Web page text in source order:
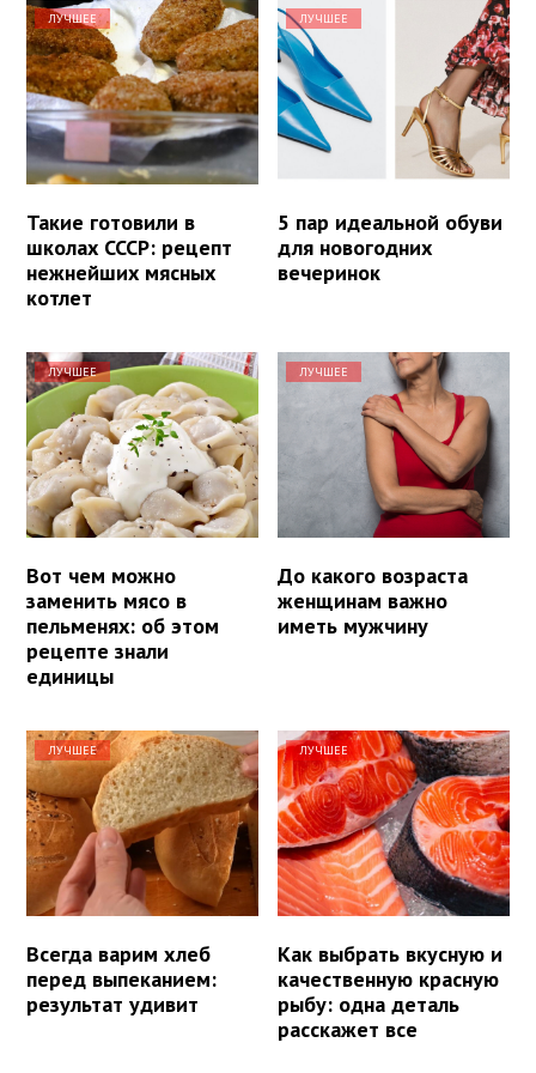
ЛУЧШЕЕ
Такие готовили в
школах СССР: рецепт
нежнейших мясных
котлет
ЛУЧШЕЕ
5 пар идеальной обуви
для новогодних
вечеринок
ЛУЧШЕЕ
Вот чем можно
заменить мясо в
пельменях: об этом
рецепте знали
единицы
ЛУЧШЕЕ
До какого возраста
женщинам важно
иметь мужчину
ЛУЧШЕЕ
Всегда варим хлеб
перед выпеканием:
результат удивит
ЛУЧШЕЕ
Как выбрать вкусную и
качественную красную
рыбу: одна деталь
расскажет все